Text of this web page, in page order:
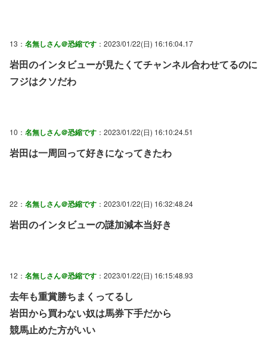
13： 名無しさん＠恐縮です ：2023/01/22(日) 16:16:04.17
岩田のインタビューが見たくてチャンネル合わせてるのに
フジはクソだわ
10： 名無しさん＠恐縮です ：2023/01/22(日) 16:10:24.51
岩田は一周回って好きになってきたわ
22： 名無しさん＠恐縮です ：2023/01/22(日) 16:32:48.24
岩田のインタビューの謎加減本当好き
12： 名無しさん＠恐縮です ：2023/01/22(日) 16:15:48.93
去年も重賞勝ちまくってるし
岩田から買わない奴は馬券下手だから
競馬止めた方がいい